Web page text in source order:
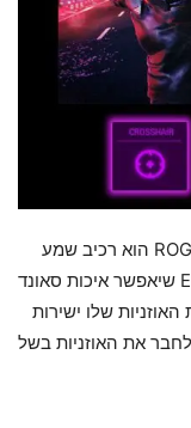
אלמנט נוסף שניתן למצוא ב-ROG Swift PG35V הוא רכיב שמע
(למעשה DAC) באיכות HI-FI בשם ESS 9118 שיאפשר איכות סאונד
שלו ישירות
את האוזניות בשל